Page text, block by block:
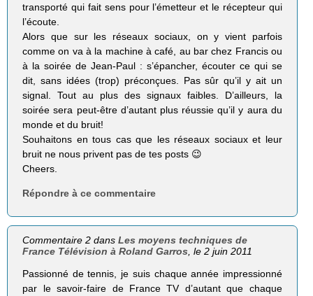
transporté qui fait sens pour l’émetteur et le récepteur qui
l’écoute.
Alors que sur les réseaux sociaux, on y vient parfois
comme on va à la machine à café, au bar chez Francis ou
à la soirée de Jean-Paul : s’épancher, écouter ce qui se
dit, sans idées (trop) préconçues. Pas sûr qu’il y ait un
signal. Tout au plus des signaux faibles. D’ailleurs, la
soirée sera peut-être d’autant plus réussie qu’il y aura du
monde et du bruit!
Souhaitons en tous cas que les réseaux sociaux et leur
bruit ne nous privent pas de tes posts 😉
Cheers.
Répondre à ce commentaire
Commentaire 2 dansLes moyens techniques de
France Télévision à Roland Garros , le 2 juin 2011
Passionné de tennis, je suis chaque année impressionné
par le savoir-faire de France TV d’autant que chaque